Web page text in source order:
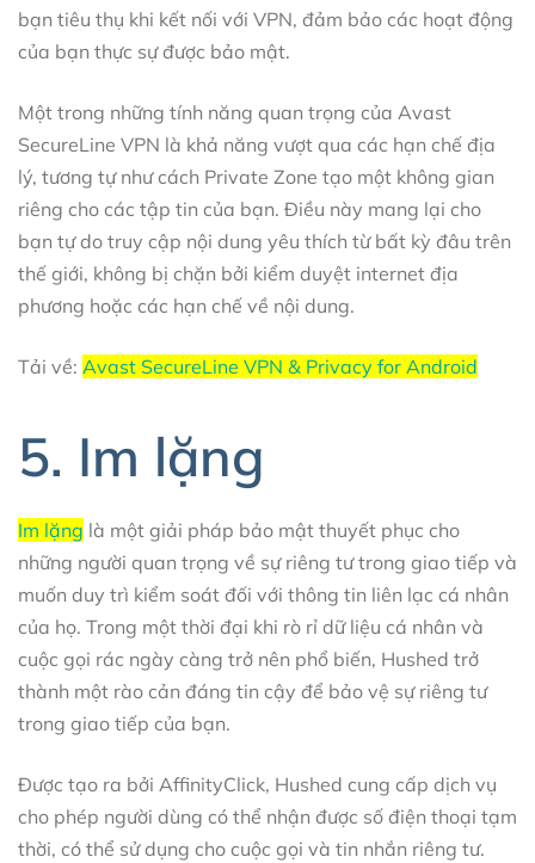
bạn tiêu thụ khi kết nối với VPN, đảm bảo các hoạt động
của bạn thực sự được bảo mật.
Một trong những tính năng quan trọng của Avast
SecureLine VPN là khả năng vượt qua các hạn chế địa
lý, tương tự như cách Private Zone tạo một không gian
riêng cho các tập tin của bạn. Điều này mang lại cho
bạn tự do truy cập nội dung yêu thích từ bất kỳ đâu trên
thế giới, không bị chặn bởi kiểm duyệt internet địa
phương hoặc các hạn chế về nội dung.
Tải về: Avast SecureLine VPN & Privacy for Android
5. Im lặng
Im lặng là một giải pháp bảo mật thuyết phục cho
những người quan trọng về sự riêng tư trong giao tiếp và
muốn duy trì kiểm soát đối với thông tin liên lạc cá nhân
của họ. Trong một thời đại khi rò rỉ dữ liệu cá nhân và
cuộc gọi rác ngày càng trở nên phổ biến, Hushed trở
thành một rào cản đáng tin cậy để bảo vệ sự riêng tư
trong giao tiếp của bạn.
Được tạo ra bởi AffinityClick, Hushed cung cấp dịch vụ
cho phép người dùng có thể nhận được số điện thoại tạm
thời, có thể sử dụng cho cuộc gọi và tin nhắn riêng tư.